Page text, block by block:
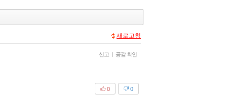
새로고침
신고 | 공감 확인
0
0